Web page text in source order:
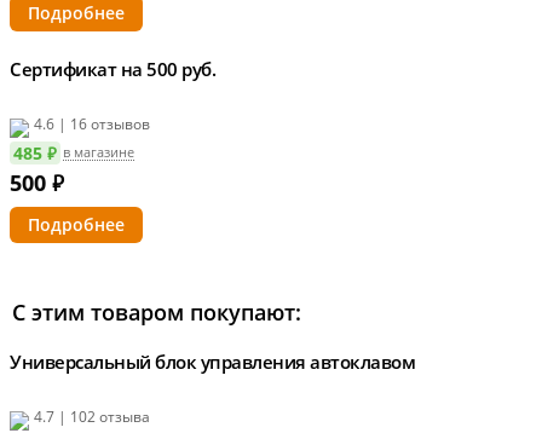
Подробнее
Сертификат на 500 руб.
4.6 | 16 отзывов
485 ₽ в магазине
500 ₽
Подробнее
С этим товаром покупают:
ХИТ ПРОДАЖ
Универсальный блок управления автоклавом
4.7 | 102 отзыва